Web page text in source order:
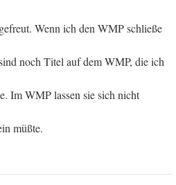
Wenn ich den WMP schließe
noch Titel auf dem WMP, die ich
Im WMP lassen sie sich nicht
müßte.